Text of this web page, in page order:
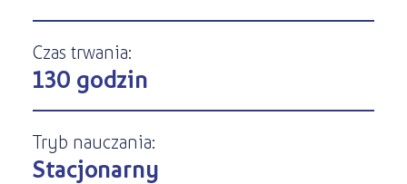
Kursy stacjonarne
s STREFA SŁUCHACZA
Czas trwania:
130 godzin
Tryb nauczania:
Stacjonarny